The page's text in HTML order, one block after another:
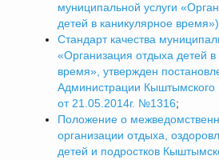
муниципальной услуги
детей в каникулярное время»)
Стандарт качества
«Организация отдыха детей в
время», утвержден
Администрации Кыштымского
от 21.05.2014г. №1316;
Положение о
организации отдыха,
детей и подростков